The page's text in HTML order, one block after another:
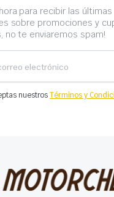
para recibir las últimas
sobre promociones y
no te enviaremos spam!
nuestrosTérminos y